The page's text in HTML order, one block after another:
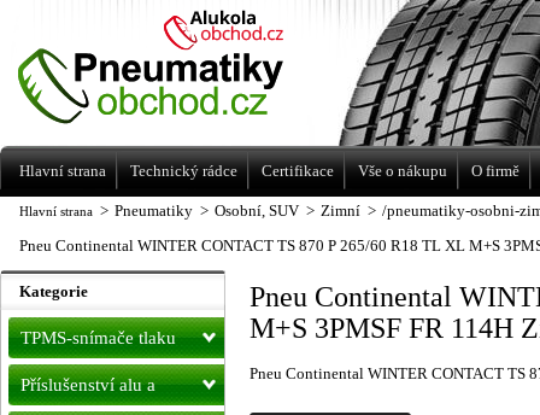
Hlavní strana > Pneumatiky > Osobní, SUV > Zimní > /pneumatiky-osobni-
Pneu Continental WINTER CONTACT TS 870 P 265/60 R18 TL XL M+S
Pneu Continental
M+S 3PMSF FR 114H
Pneu Continental WINTER CONTACT TS
Kategorie
TPMS-snímače tlaku
Příslušenství alu a
Levné pneumatiky letní, zimní, Alu kola
a litá kola Racing Line
Hlavní strana Technický rádce Certifikace Vše o nákupu O firmě